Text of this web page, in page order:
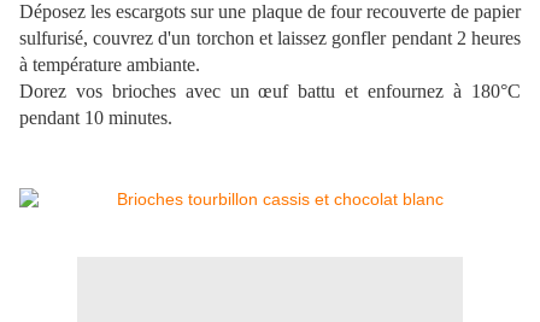
Déposez les escargots sur une plaque de four recouverte de papier
sulfurisé, couvrez d'un torchon et laissez gonfler pendant 2 heures
à température ambiante.
Dorez vos brioches avec un œuf battu et enfournez à 180°C
pendant 10 minutes.